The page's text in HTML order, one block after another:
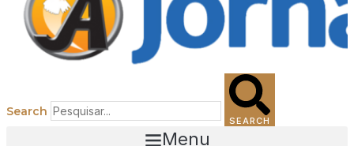
Search
SEARCH
Menu